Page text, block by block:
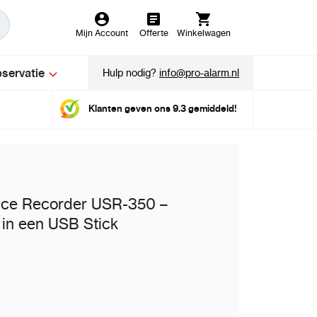
Mijn Account Offerte Winkelwagen
Hulp nodig?info@pro-alarm.nl
Klanten geven ons 9.3 gemiddeld!
Recorder USR-350 –
een USB Stick